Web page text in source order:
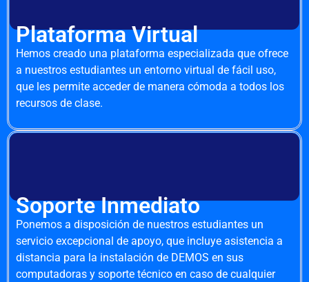
Plataforma Virtual
Hemos creado una plataforma especializada que ofrece
a nuestros estudiantes un entorno virtual de fácil uso,
que les permite acceder de manera cómoda a todos los
recursos de clase.
Soporte Inmediato
Ponemos a disposición de nuestros estudiantes un
servicio excepcional de apoyo, que incluye asistencia a
distancia para la instalación de DEMOS en sus
computadoras y soporte técnico en caso de cualquier